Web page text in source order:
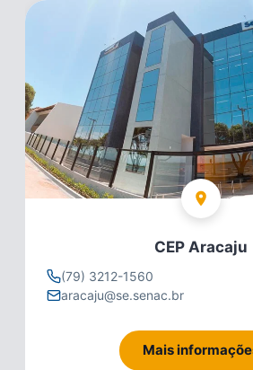
CEP Aracaju
(79) 3212-1560
aracaju@se.senac.br
Mais